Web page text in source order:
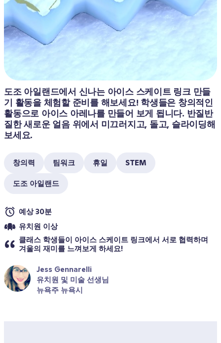
도조 아일랜드에서 신나는 아이스 스케이트 링크 만들
기 활동을 체험할 준비를 해보세요! 학생들은 창의적인
활동으로 아이스 아레나를 만들어 보게 됩니다. 반질반
질한 새로운 얼음 위에서 미끄러지고, 돌고, 슬라이딩해
보세요.
창의력 팀워크 휴일 STEM
도조 아일랜드
예상 30분
유치원 이상
클래스 학생들이 아이스 스케이트 링크에서 서로 협력하며
겨울의 재미를 느껴보게 하세요!
Jess Gennarelli
유치원 및 미술 선생님
뉴욕주 뉴욕시